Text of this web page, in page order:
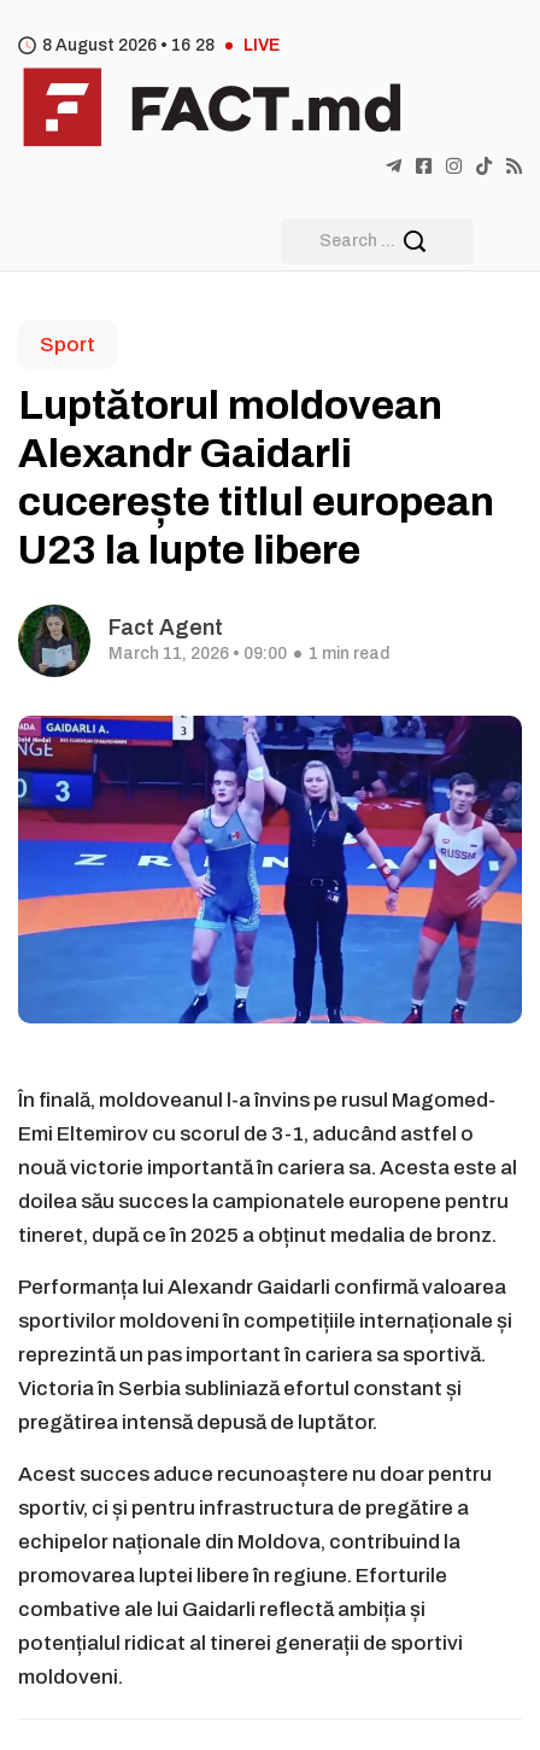
8 August 2026 • 16 28 LIVE
Sport
Luptătorul moldovean
Alexandr Gaidarli
cucerește titlul european
U23 la lupte libere
Fact Agent
March 11, 2026 • 09:00 1 min read
În finală, moldoveanul l-a învins pe rusul Magomed-
Emi Eltemirov cu scorul de 3-1, aducând astfel o
nouă victorie importantă în cariera sa. Acesta este al
doilea său succes la campionatele europene pentru
tineret, după ce în 2025 a obținut medalia de bronz.
Performanța lui Alexandr Gaidarli confirmă valoarea
sportivilor moldoveni în competițiile internaționale și
reprezintă un pas important în cariera sa sportivă.
Victoria în Serbia subliniază efortul constant și
pregătirea intensă depusă de luptător.
Acest succes aduce recunoaștere nu doar pentru
sportiv, ci și pentru infrastructura de pregătire a
echipelor naționale din Moldova, contribuind la
promovarea luptei libere în regiune. Eforturile
combative ale lui Gaidarli reflectă ambiția și
potențialul ridicat al tinerei generații de sportivi
moldoveni.